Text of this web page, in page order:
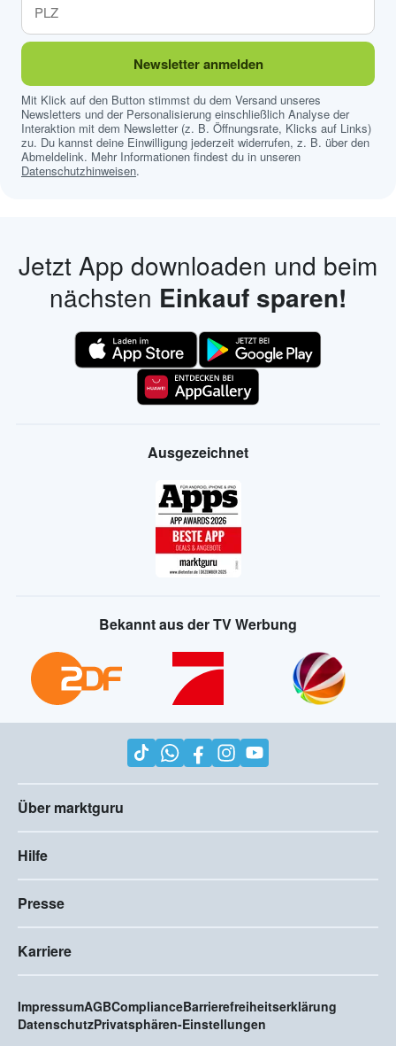
Newsletter anmelden
Mit Klick auf den Button stimmst du dem Versand unseres
Newsletters und der Personalisierung einschließlich Analyse der
Interaktion mit dem Newsletter (z. B. Öffnungsrate, Klicks auf Links)
zu. Du kannst deine Einwilligung jederzeit widerrufen, z. B. über den
Abmeldelink. Mehr Informationen findest du in unseren
Datenschutzhinweisen.
Jetzt App downloaden und beim
nächsten Einkauf sparen!
Ausgezeichnet
Bekannt aus der TV Werbung
Über marktguru
Hilfe
Presse
Karriere
ImpressumAGBComplianceBarrierefreiheitserklärung
DatenschutzPrivatsphären-Einstellungen